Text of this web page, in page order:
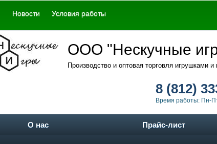
Новости Условия работы
ООО "Нескучные
Производство и оптовая торговля игрушками
8 (812)
Время работы: Пн-
О нас Прайс-лист